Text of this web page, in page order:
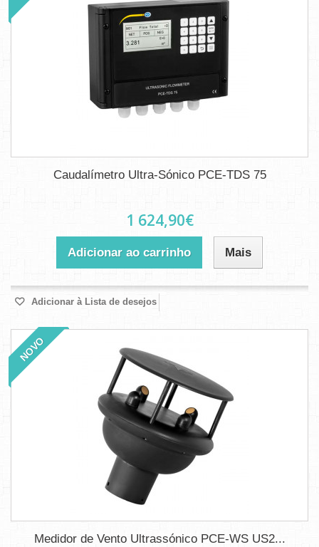
Caudalímetro Ultra-Sónico PCE-TDS 75
1 624,90€
Adicionar ao carrinho Mais
Adicionar à Lista de desejos
NOVO
Medidor de Vento Ultrassónico PCE-WS US2...